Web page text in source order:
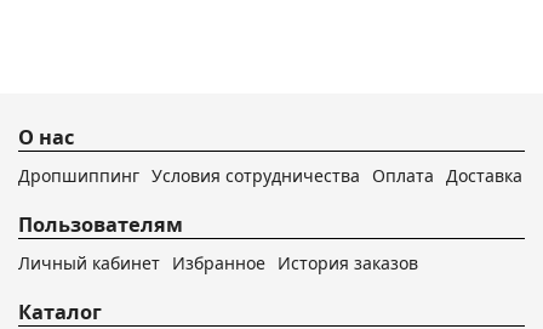
О нас
Дропшиппинг Условия сотрудничества Оплата Доставка
Пользователям
Личный кабинет Избранное История заказов
Каталог